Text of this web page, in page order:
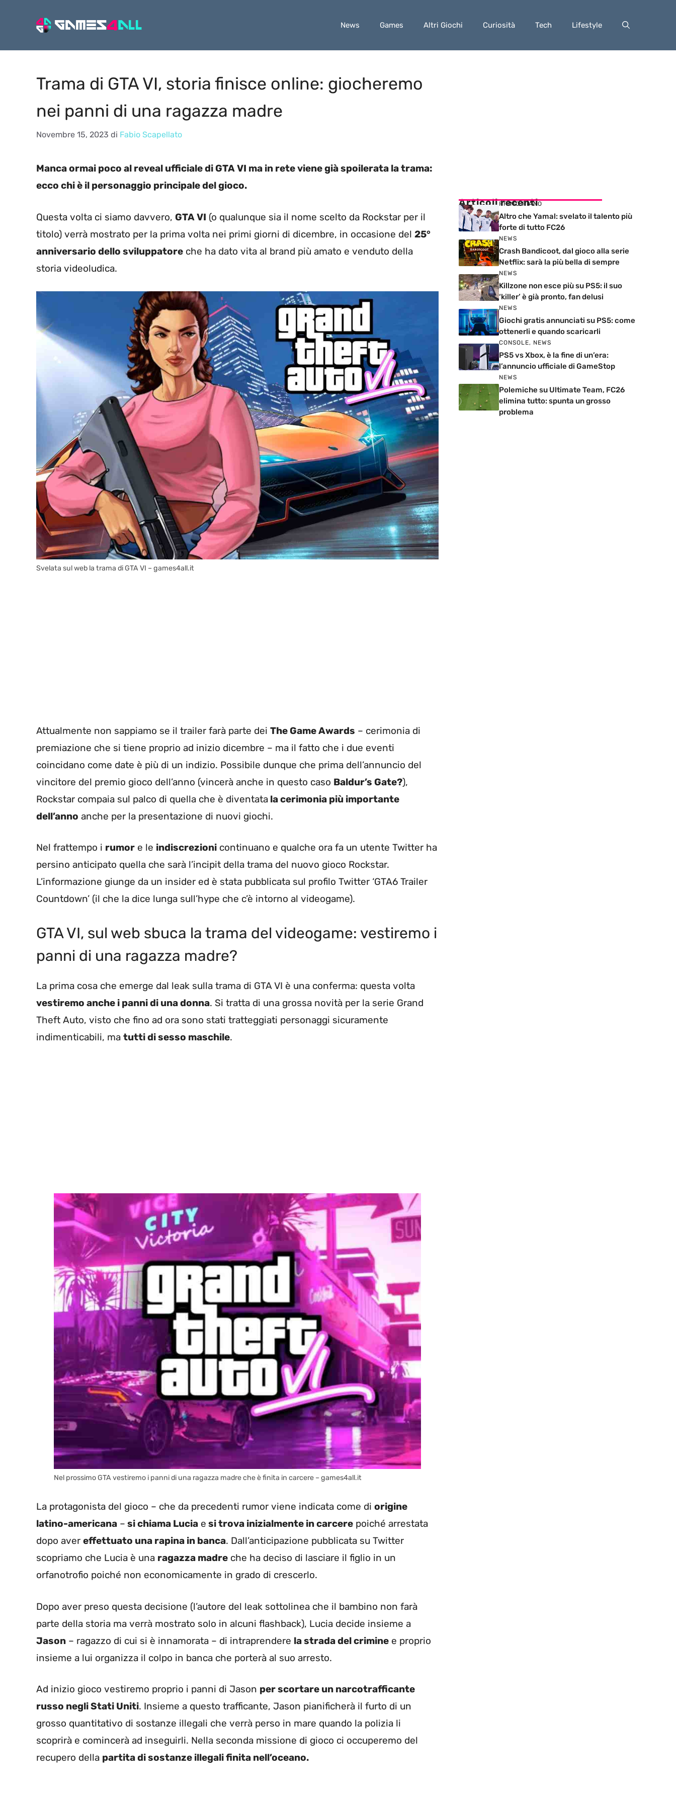
News Games Altri Giochi Curiosità Tech Lifestyle
Trama di GTA VI, storia finisce online: giocheremo
nei panni di una ragazza madre
Novembre 15, 2023 di Fabio Scapellato
Manca ormai poco al reveal ufficiale di GTA VI ma in rete viene già spoilerata la trama:
ecco chi è il personaggio principale del gioco.
Questa volta ci siamo davvero, GTA VI (o qualunque sia il nome scelto da Rockstar per il
titolo) verrà mostrato per la prima volta nei primi giorni di dicembre, in occasione del 25°
anniversario dello sviluppatore che ha dato vita al brand più amato e venduto della
storia videoludica.
Svelata sul web la trama di GTA VI – games4all.it
Attualmente non sappiamo se il trailer farà parte dei The Game Awards – cerimonia di
premiazione che si tiene proprio ad inizio dicembre – ma il fatto che i due eventi
coincidano come date è più di un indizio. Possibile dunque che prima dell’annuncio del
vincitore del premio gioco dell’anno (vincerà anche in questo caso Baldur’s Gate?),
Rockstar compaia sul palco di quella che è diventata la cerimonia più importante
dell’anno anche per la presentazione di nuovi giochi.
Nel frattempo i rumor e le indiscrezioni continuano e qualche ora fa un utente Twitter ha
persino anticipato quella che sarà l’incipit della trama del nuovo gioco Rockstar.
L’informazione giunge da un insider ed è stata pubblicata sul profilo Twitter ‘GTA6 Trailer
Countdown’ (il che la dice lunga sull’hype che c’è intorno al videogame).
GTA VI, sul web sbuca la trama del videogame: vestiremo i
panni di una ragazza madre?
La prima cosa che emerge dal leak sulla trama di GTA VI è una conferma: questa volta
vestiremo anche i panni di una donna. Si tratta di una grossa novità per la serie Grand
Theft Auto, visto che fino ad ora sono stati tratteggiati personaggi sicuramente
indimenticabili, ma tutti di sesso maschile.
Nel prossimo GTA vestiremo i panni di una ragazza madre che è finita in carcere – games4all.it
La protagonista del gioco – che da precedenti rumor viene indicata come di origine
latino-americana – si chiama Lucia e si trova inizialmente in carcere poiché arrestata
dopo aver effettuato una rapina in banca. Dall’anticipazione pubblicata su Twitter
scopriamo che Lucia è una ragazza madre che ha deciso di lasciare il figlio in un
orfanotrofio poiché non economicamente in grado di crescerlo.
Dopo aver preso questa decisione (l’autore del leak sottolinea che il bambino non farà
parte della storia ma verrà mostrato solo in alcuni flashback), Lucia decide insieme a
Jason – ragazzo di cui si è innamorata – di intraprendere la strada del crimine e proprio
insieme a lui organizza il colpo in banca che porterà al suo arresto.
Ad inizio gioco vestiremo proprio i panni di Jason per scortare un narcotrafficante
russo negli Stati Uniti. Insieme a questo trafficante, Jason pianificherà il furto di un
grosso quantitativo di sostanze illegali che verrà perso in mare quando la polizia li
scoprirà e comincerà ad inseguirli. Nella seconda missione di gioco ci occuperemo del
recupero della partita di sostanze illegali finita nell’oceano.
Articoli recenti
PRIMO PIANO
Altro che Yamal: svelato il talento più
forte di tutto FC26
NEWS
Crash Bandicoot, dal gioco alla serie
Netflix: sarà la più bella di sempre
NEWS
Killzone non esce più su PS5: il suo
‘killer’ è già pronto, fan delusi
NEWS
Giochi gratis annunciati su PS5: come
ottenerli e quando scaricarli
CONSOLE, NEWS
PS5 vs Xbox, è la fine di un’era:
l’annuncio ufficiale di GameStop
NEWS
Polemiche su Ultimate Team, FC26
elimina tutto: spunta un grosso
problema